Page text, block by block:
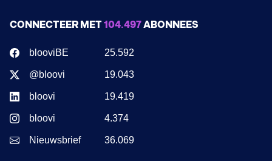
CONNECTEER MET104.497ABONNEES
blooviBE 25.592
@bloovi 19.043
bloovi 19.419
bloovi 4.374
Nieuwsbrief 36.069